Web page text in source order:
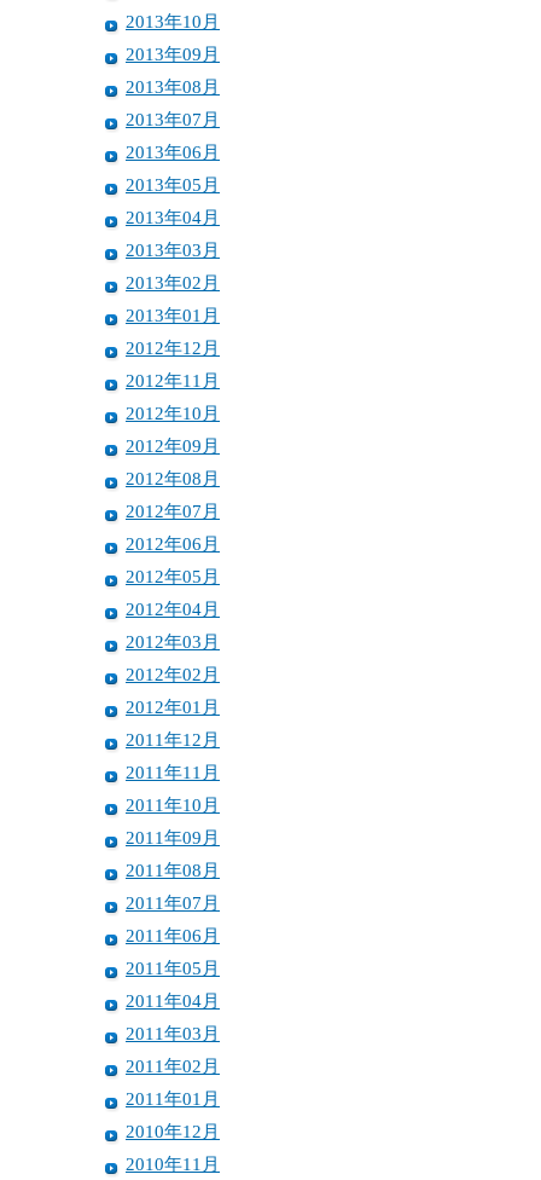
2013年10月
2013年09月
2013年08月
2013年07月
2013年06月
2013年05月
2013年04月
2013年03月
2013年02月
2013年01月
2012年12月
2012年11月
2012年10月
2012年09月
2012年08月
2012年07月
2012年06月
2012年05月
2012年04月
2012年03月
2012年02月
2012年01月
2011年12月
2011年11月
2011年10月
2011年09月
2011年08月
2011年07月
2011年06月
2011年05月
2011年04月
2011年03月
2011年02月
2011年01月
2010年12月
2010年11月